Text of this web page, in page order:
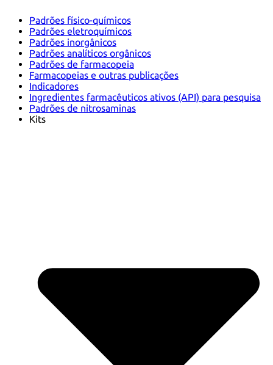
Padrões físico-químicos
Padrões eletroquímicos
Padrões inorgânicos
Padrões analíticos orgânicos
Padrões de farmacopeia
Farmacopeias e outras publicações
Indicadores
Ingredientes farmacêuticos ativos (API) para pesquisa
Padrões de nitrosaminas
Kits